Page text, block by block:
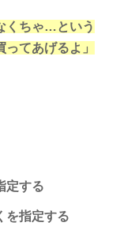
くちゃ…という
てあげるよ」
定する
を指定する